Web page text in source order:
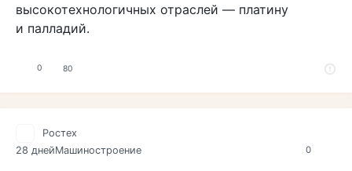
высокотехнологичных отраслей — платину
и палладий.
0 80
0
Ростех
28 днейМашиностроение